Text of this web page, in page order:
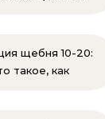
ищебня 10-20:
такое, как